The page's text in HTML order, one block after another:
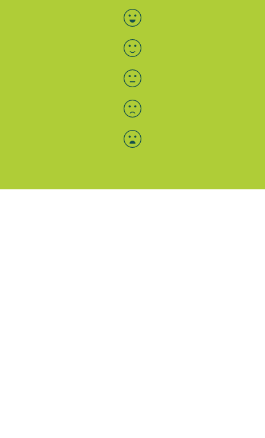
Bewertung auswählen